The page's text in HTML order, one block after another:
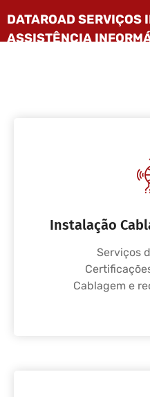
Instalação
Serviços
Cablagem e